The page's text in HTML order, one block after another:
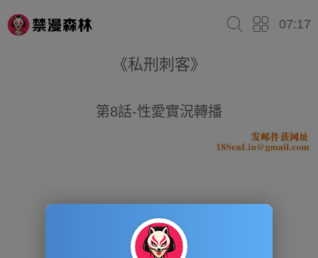
07:17
《私刑刺客》
第8話-性愛實況轉播